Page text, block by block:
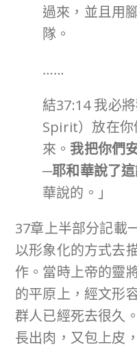
過來，並且用
隊。
……
結37:14 我必將
Spirit）放在你
來。 我把你們
─耶和華說了
華說的。」
37章上半部分記載
以形象化的方式去
作。當時上帝的靈
的平原上，經文形
群人已經死去很久
長出肉，又包上皮